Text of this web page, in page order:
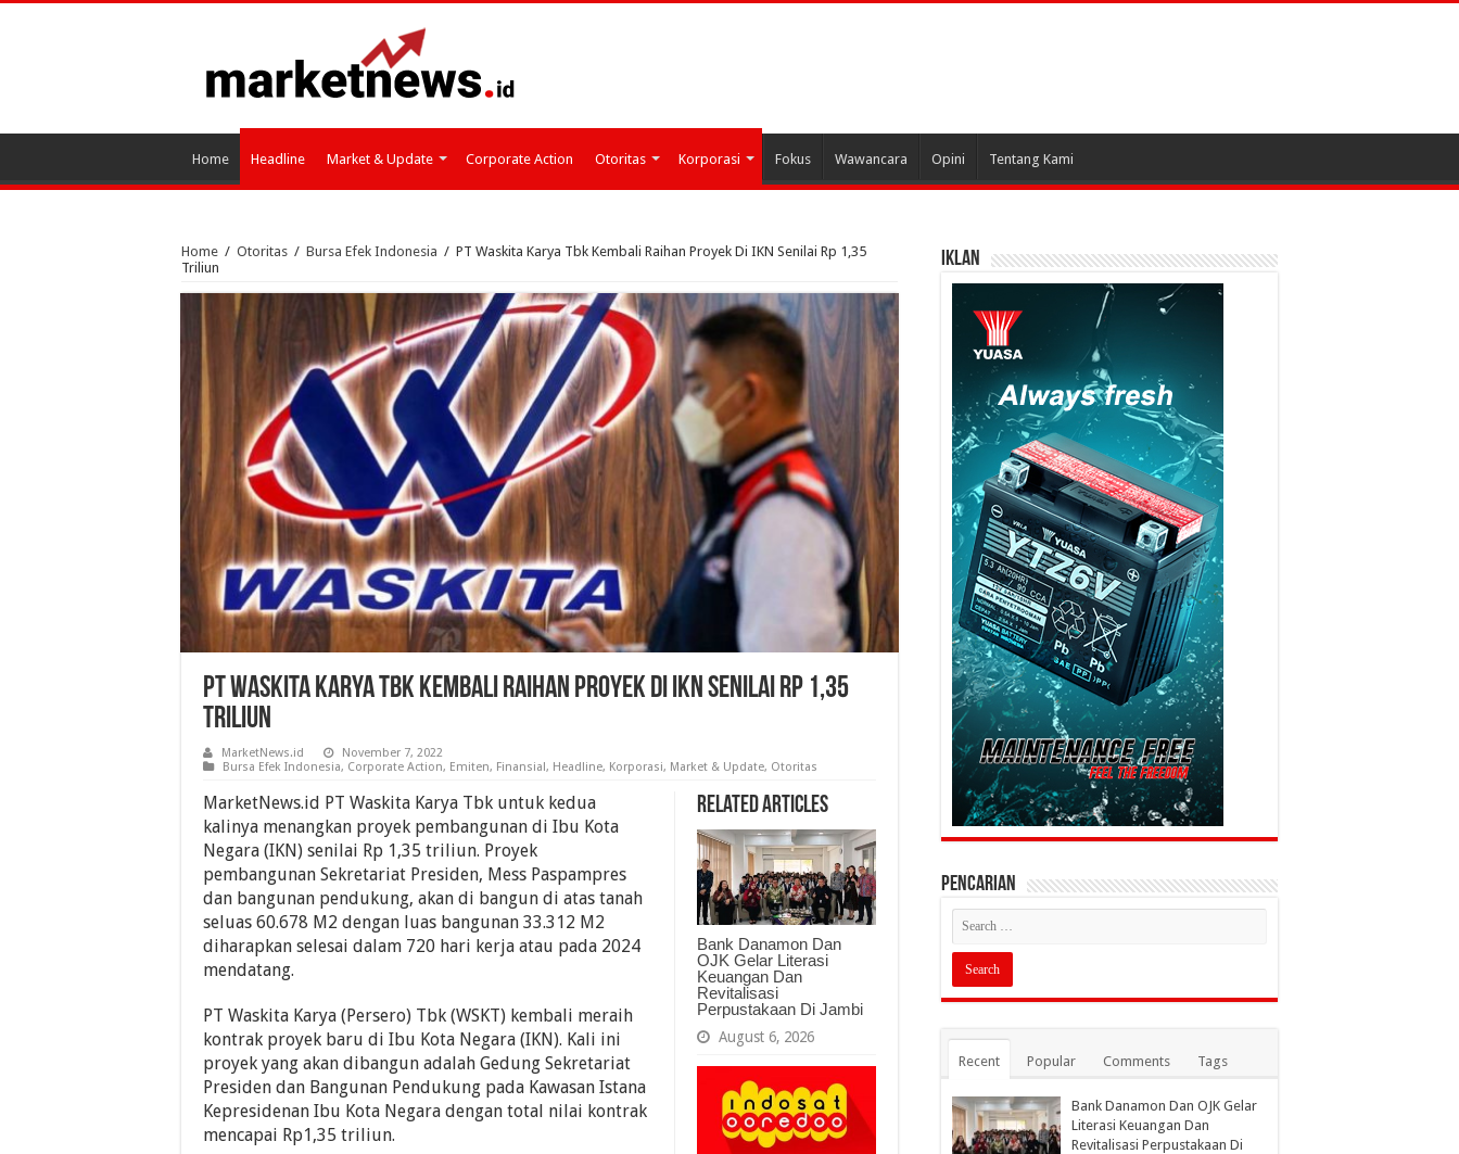
Home Headline Market & Update Corporate Action Otoritas Korporasi Fokus Wawancara Opini Tentang Kami
Home / Otoritas / Bursa Efek Indonesia / PT Waskita Karya Tbk Kembali Raihan Proyek Di IKN Senilai Rp 1,35
Triliun
PT Waskita Karya Tbk Kembali Raihan Proyek Di IKN Senilai Rp 1,35
Triliun
MarketNews.id
November 7, 2022
Bursa Efek Indonesia, Corporate Action, Emiten, Finansial, Headline, Korporasi, Market & Update, Otoritas
Related Articles
Bank Danamon Dan
OJK Gelar Literasi
Keuangan Dan
Revitalisasi
Perpustakaan Di Jambi
August 6, 2026
MarketNews.id PT Waskita Karya Tbk untuk kedua
kalinya menangkan proyek pembangunan di Ibu Kota
Negara (IKN) senilai Rp 1,35 triliun. Proyek
pembangunan Sekretariat Presiden, Mess Paspampres
dan bangunan pendukung, akan di bangun di atas tanah
seluas 60.678 M2 dengan luas bangunan 33.312 M2
diharapkan selesai dalam 720 hari kerja atau pada 2024
mendatang.
PT Waskita Karya (Persero) Tbk (WSKT) kembali meraih
kontrak proyek baru di Ibu Kota Negara (IKN). Kali ini
proyek yang akan dibangun adalah Gedung Sekretariat
Presiden dan Bangunan Pendukung pada Kawasan Istana
Kepresidenan Ibu Kota Negara dengan total nilai kontrak
mencapai Rp1,35 triliun.
IKLAN
PENCARIAN
Recent Popular Comments Tags
Bank Danamon Dan OJK Gelar
Literasi Keuangan Dan
Revitalisasi Perpustakaan Di